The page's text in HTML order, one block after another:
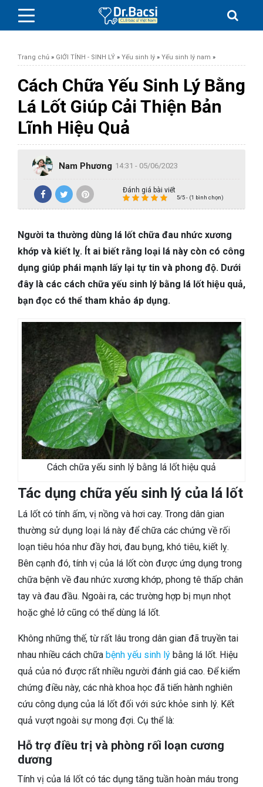
BỆNH DA LIỄU
BỆNH PHỤ KHOA
BỆNH XƯƠNG KHỚP
SỨC KHỎE GIỚI TÍNH
TAI – MŨI – HỌNG
TIÊU HÓA
DA LIỄU THẨM MỸ
NHA KHOA
Trang chủ » GIỚI TÍNH - SINH LÝ » Yếu sinh lý » Yếu sinh lý nam »
Cách Chữa Yếu Sinh Lý Bằng
Lá Lốt Giúp Cải Thiện Bản
Lĩnh Hiệu Quả
Nam Phương 14:31 - 05/06/2023
Đánh giá bài viết
5/5 - (1 bình chọn)
Người ta thường dùng lá lốt chữa đau nhức xương
khớp và kiết lỵ. Ít ai biết rằng loại lá này còn có công
dụng giúp phái mạnh lấy lại tự tin và phong độ. Dưới
đây là các cách chữa yếu sinh lý bằng lá lốt hiệu quả,
bạn đọc có thể tham khảo áp dụng.
Cách chữa yếu sinh lý bằng lá lốt hiệu quả
Tác dụng chữa yếu sinh lý của lá lốt
Lá lốt có tính ấm, vị nồng và hơi cay. Trong dân gian
thường sử dụng loại lá này để chữa các chứng về rối
loạn tiêu hóa như đầy hơi, đau bụng, khó tiêu, kiết lỵ.
Bên cạnh đó, tính vị của lá lốt còn được ứng dụng trong
chữa bệnh về đau nhức xương khớp, phong tê thấp chân
tay và đau đầu. Ngoài ra, các trường hợp bị mụn nhọt
hoặc ghẻ lở cũng có thể dùng lá lốt.
Không những thế, từ rất lâu trong dân gian đã truyền tai
nhau nhiều cách chữa bệnh yếu sinh lý bằng lá lốt. Hiệu
quả của nó được rất nhiều người đánh giá cao. Để kiểm
chứng điều này, các nhà khoa học đã tiến hành nghiên
cứu công dụng của lá lốt đối với sức khỏe sinh lý. Kết
quả vượt ngoài sự mong đợi. Cụ thể là:
Hỗ trợ điều trị và phòng rối loạn cương
dương
Tính vị của lá lốt có tác dụng tăng tuần hoàn máu trong